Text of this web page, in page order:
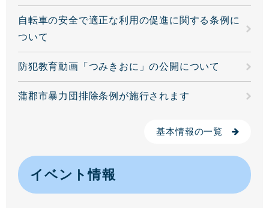
自転車の安全で適正な利用の促進に関する条例に
ついて
防犯教育動画「つみきおに」の公開について
蒲郡市暴力団排除条例が施行されます
基本情報の一覧
イベント情報